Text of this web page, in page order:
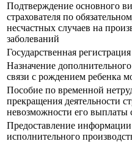
Подтверждение основного
страхователя по
несчастных случаев на
заболеваний
Государственная
Назначение
связи с рождением ребенка
Пособие по временной
прекращения деятельности
невозможности его выплаты
Предоставление
исполнительного